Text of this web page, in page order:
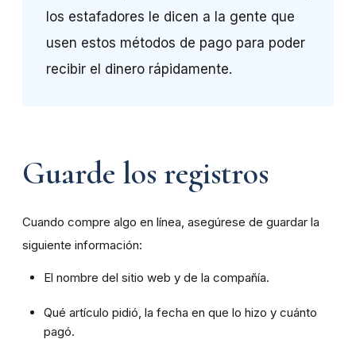
los estafadores le dicen a la gente que
usen estos métodos de pago para poder
recibir el dinero rápidamente.
Guarde los registros
Cuando compre algo en línea, asegúrese de guardar la
siguiente información:
El nombre del sitio web y de la compañía.
Qué artículo pidió, la fecha en que lo hizo y cuánto
pagó.